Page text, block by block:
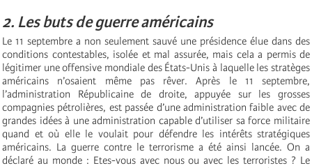
2. Les buts de guerre américains
Le 11 septembre a non seulement sauvé une présidence élue dans des
conditions contestables, isolée et mal assurée, mais cela a permis de
légitimer une offensive mondiale des États-Unis à laquelle les stratèges
américains n’osaient même pas rêver. Après le 11 septembre,
l’administration Républicaine de droite, appuyée sur les grosses
compagnies pétrolières, est passée d’une administration faible avec de
grandes idées à une administration capable d’utiliser sa force militaire
quand et où elle le voulait pour défendre les intérêts stratégiques
américains. La guerre contre le terrorisme a été ainsi lancée. On a
déclaré au monde : Etes-vous avec nous ou avec les terroristes ? Le